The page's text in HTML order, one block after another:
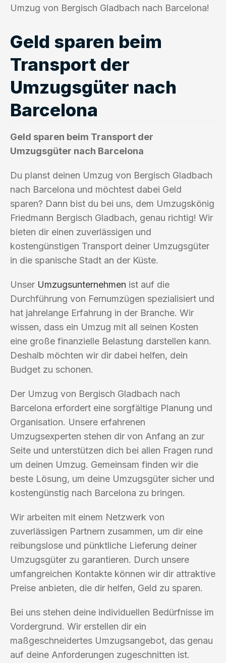
Umzug von Bergisch Gladbach nach Barcelona!
Geld sparen beim
Transport der
Umzugsgüter nach
Barcelona
Geld sparen beim Transport der
Umzugsgüter nach Barcelona
Du planst deinen Umzug von Bergisch Gladbach
nach Barcelona und möchtest dabei Geld
sparen? Dann bist du bei uns, dem Umzugskönig
Friedmann Bergisch Gladbach, genau richtig! Wir
bieten dir einen zuverlässigen und
kostengünstigen Transport deiner Umzugsgüter
in die spanische Stadt an der Küste.
Unser Umzugsunternehmen ist auf die
Durchführung von Fernumzügen spezialisiert und
hat jahrelange Erfahrung in der Branche. Wir
wissen, dass ein Umzug mit all seinen Kosten
eine große finanzielle Belastung darstellen kann.
Deshalb möchten wir dir dabei helfen, dein
Budget zu schonen.
Der Umzug von Bergisch Gladbach nach
Barcelona erfordert eine sorgfältige Planung und
Organisation. Unsere erfahrenen
Umzugsexperten stehen dir von Anfang an zur
Seite und unterstützen dich bei allen Fragen rund
um deinen Umzug. Gemeinsam finden wir die
beste Lösung, um deine Umzugsgüter sicher und
kostengünstig nach Barcelona zu bringen.
Wir arbeiten mit einem Netzwerk von
zuverlässigen Partnern zusammen, um dir eine
reibungslose und pünktliche Lieferung deiner
Umzugsgüter zu garantieren. Durch unsere
umfangreichen Kontakte können wir dir attraktive
Preise anbieten, die dir helfen, Geld zu sparen.
Bei uns stehen deine individuellen Bedürfnisse im
Vordergrund. Wir erstellen dir ein
maßgeschneidertes Umzugsangebot, das genau
auf deine Anforderungen zugeschnitten ist.